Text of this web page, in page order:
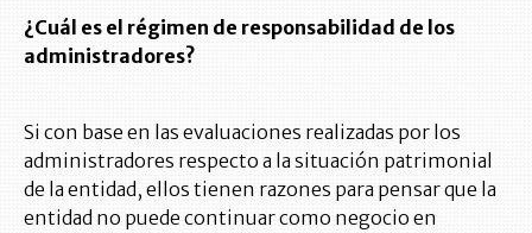
¿Cuál es el régimen de responsabilidad de los
administradores?
Si con base en las evaluaciones realizadas por los
administradores respecto a la situación patrimonial
de la entidad, ellos tienen razones para pensar que la
entidad no puede continuar como negocio en